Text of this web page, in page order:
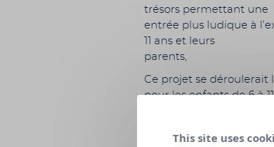
trésors permettant une
entrée plus ludique à
11 ans et leurs
parents,
Ce projet se déroulerait
pour les enfants de 6 à
climatiques qui
This site uses